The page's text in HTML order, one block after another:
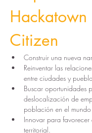
Hackatown
Citizen
Construir una nueva
Reinventar las
entre ciudades y
Buscar oportunidades
deslocalización de
población en el
Innovar para
territorial.​​